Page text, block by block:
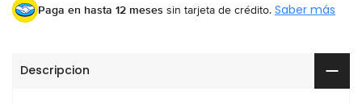
Paga en hasta 12 mesessin tarjeta de crédito. Saber más
Descripcion